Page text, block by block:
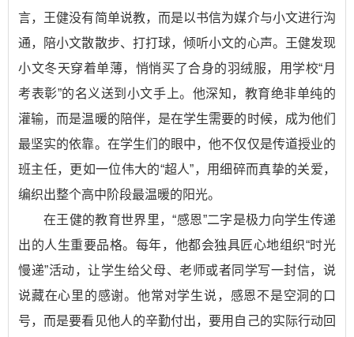
言，王健没有简单说教，而是以书信为媒介与小文进行沟
通，陪小文散散步、打打球，倾听小文的心声。王健发现
小文冬天穿着单薄，悄悄买了合身的羽绒服，用学校“月
考表彰”的名义送到小文手上。他深知，教育绝非单纯的
灌输，而是温暖的陪伴，是在学生需要的时候，成为他们
最坚实的依靠。在学生们的眼中，他不仅仅是传道授业的
班主任，更如一位伟大的“超人”，用细碎而真挚的关爱，
编织出整个高中阶段最温暖的阳光。
在王健的教育世界里，“感恩”二字是极力向学生传递
出的人生重要品格。每年，他都会独具匠心地组织“时光
慢递”活动，让学生给父母、老师或者同学写一封信，说
说藏在心里的感谢。他常对学生说，感恩不是空洞的口
号，而是要看见他人的辛勤付出，要用自己的实际行动回